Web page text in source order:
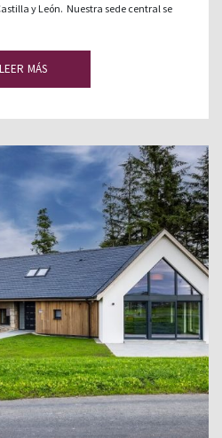
y León. Nuestra sede central se
LEER MÁS